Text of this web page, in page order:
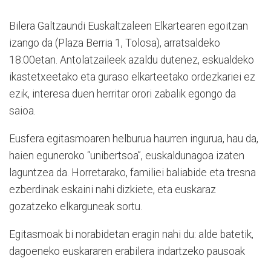
Bilera Galtzaundi Euskaltzaleen Elkartearen egoitzan
izango da (Plaza Berria 1, Tolosa), arratsaldeko
18:00etan. Antolatzaileek azaldu dutenez, eskualdeko
ikastetxeetako eta guraso elkarteetako ordezkariei ez
ezik, interesa duen herritar orori zabalik egongo da
saioa.
Eusfera egitasmoaren helburua haurren ingurua, hau da,
haien eguneroko “unibertsoa”, euskaldunagoa izaten
laguntzea da. Horretarako, familiei baliabide eta tresna
ezberdinak eskaini nahi dizkiete, eta euskaraz
gozatzeko elkarguneak sortu.
Egitasmoak bi norabidetan eragin nahi du: alde batetik,
dagoeneko euskararen erabilera indartzeko pausoak